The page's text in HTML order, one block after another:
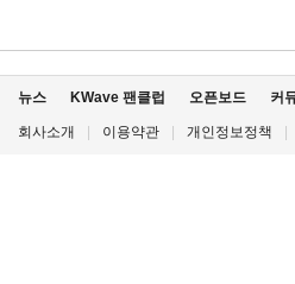
뉴스 KWave 팬클럽 오픈보드 커
회사소개 이용약관 개인정보정책